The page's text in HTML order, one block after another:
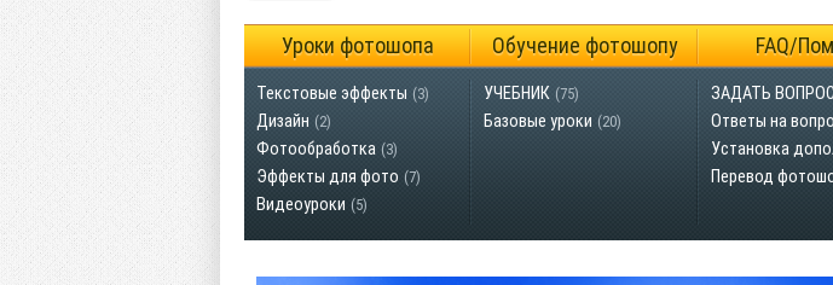
Уроки фотошопа Обучение фотошопу FAQ/
Текстовые эффекты (3)
Дизайн (2)
Фотообработка (3)
Эффекты для фото (7)
Видеоуроки (5)
УЧЕБНИК (75)
Базовые уроки (20)
ЗАДАТЬ ВОПРОС
Ответы на
Установка
Перевод